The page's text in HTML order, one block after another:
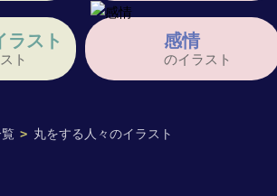
> 丸をする人々のイラスト
ラスト
ト
感情
のイラスト